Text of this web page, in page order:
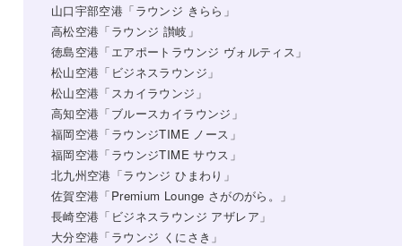
山口宇部空港「ラウンジ きらら」
高松空港「ラウンジ 讃岐」
徳島空港「エアポートラウンジ ヴォルティス」
松山空港「ビジネスラウンジ」
松山空港「スカイラウンジ」
高知空港「ブルースカイラウンジ」
福岡空港「ラウンジTIME ノース」
福岡空港「ラウンジTIME サウス」
北九州空港「ラウンジ ひまわり」
佐賀空港「Premium Lounge さがのがら。」
長崎空港「ビジネスラウンジ アザレア」
大分空港「ラウンジ くにさき」